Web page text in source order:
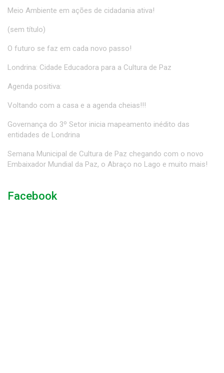
Meio Ambiente em ações de cidadania ativa!
(sem título)
O futuro se faz em cada novo passo!
Londrina: Cidade Educadora para a Cultura de Paz
Agenda positiva:
Voltando com a casa e a agenda cheias!!!
Governança do 3º Setor inicia mapeamento inédito das
entidades de Londrina
Semana Municipal de Cultura de Paz chegando com o novo
Embaixador Mundial da Paz, o Abraço no Lago e muito mais!
Facebook